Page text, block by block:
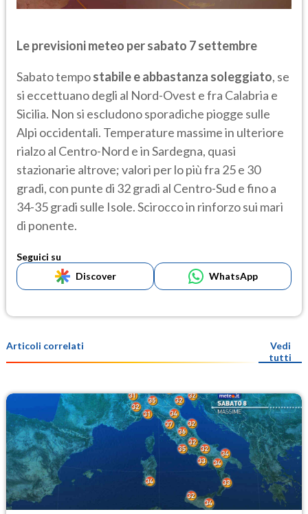
Le previsioni meteo per sabato 7 settembre
Sabato tempostabile e abbastanza soleggiato, se
si eccettuano degli al Nord-Ovest e fra Calabria e
Sicilia. Non si escludono sporadiche piogge sulle
Alpi occidentali. Temperature massime in ulteriore
rialzo al Centro-Nord e in Sardegna, quasi
stazionarie altrove; valori per lo più fra 25 e 30
gradi, con punte di 32 gradi al Centro-Sud e fino a
34-35 gradi sulle Isole. Scirocco in rinforzo sui mari
di ponente.
Seguici su
Discover
WhatsApp
Articoli correlati
Vedi
tutti